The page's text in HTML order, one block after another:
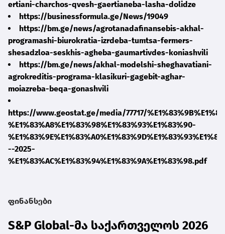
ertiani-charchos-qvesh-gaertianeba-lasha-dolidze
https://businessformula.ge/News/19049
https://bm.ge/news/agrotanadafinansebis-akhal-
programashi-biurokratia-izrdeba-tumtsa-fermers-
shesadzloa-seskhis-agheba-gaumartivdes-koniashvili
https://bm.ge/news/akhal-modelshi-sheghavatiani-
agrokreditis-programa-klasikuri-gagebit-aghar-
moiazreba-beqa-gonashvili
https://www.geostat.ge/media/77717/
%E1%83%A8%E1%83%98%E1%83%93%E1%83%90-
--2025-
%E1%83%AC%E1%83%94%E1%83%9A%E1%83%98.pdf
ფინანსები
S&P Global-მა საქართველოს 2026